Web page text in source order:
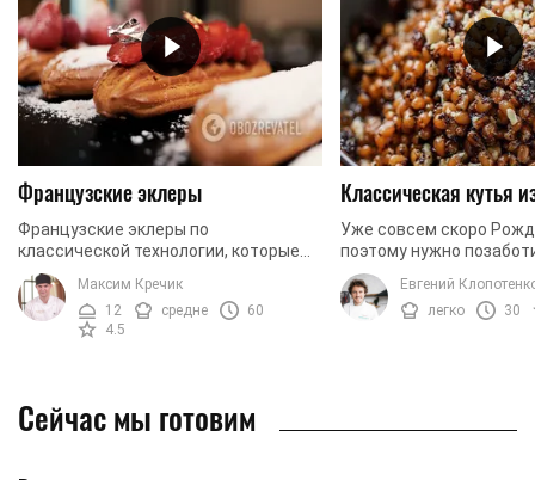
Французские эклеры
Французские эклеры по
классической технологии, которые
легко можно приготовить дома.
Сегодня мы готовим эклеры с
заварным кремом. Чтобы придать
Максим Кречик
12
средне
60
4.5
Классическая кутья
Уже совсем скоро
поэтому нужно
будет ваша
традиционный рецепт
настоящая пшеница, а
Евгений
легко
30
Сейчас мы готовим